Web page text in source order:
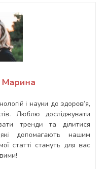
і науки до здоров’я,
Люблю досліджувати
тренди та ділитися
допомагають нашим
статті стануть для вас